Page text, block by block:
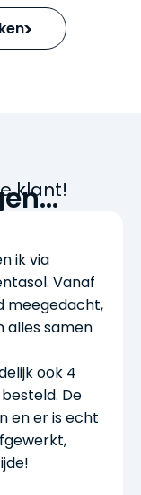
klant!
ik via
Vanaf
meegedacht,
alles samen
ook 4
De
en er is echt